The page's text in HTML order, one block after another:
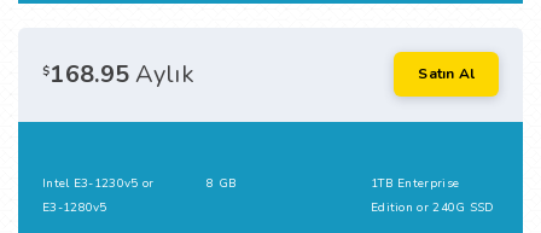
$168.95Aylık Satın Al
Intel E3-1230v5 or
E3-1280v5
8 GB
1TB Enterprise
Edition or 240G SSD